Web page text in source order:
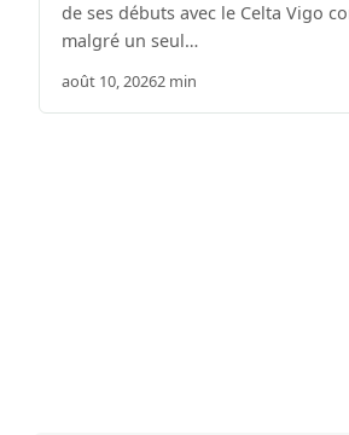
de ses débuts avec le Celta Vigo
malgré un seul…
août 10, 20262 min